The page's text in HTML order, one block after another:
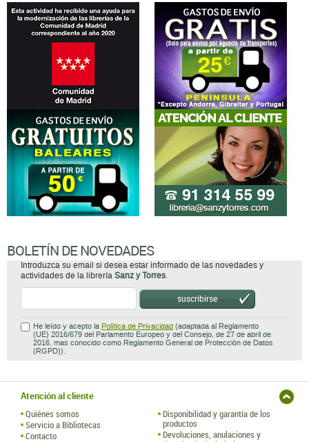
BOLETÍN DE NOVEDADES
Introduzca su email si desea estar informado de las novedades y
actividades de la librería Sanz y Torres.
suscribirse
He leído y acepto la Política de Privacidad (adaptada al Reglamento
(UE) 2016/679 del Parlamento Europeo y del Consejo, de 27 de abril de
2016, mas conocido como Reglamento General de Protección de Datos
(RGPD)).
Atención al cliente
Quiénes somos
Servicio a Bibliotecas
Contacto
Disponibilidad y garantía de los
productos
Devoluciones, anulaciones y